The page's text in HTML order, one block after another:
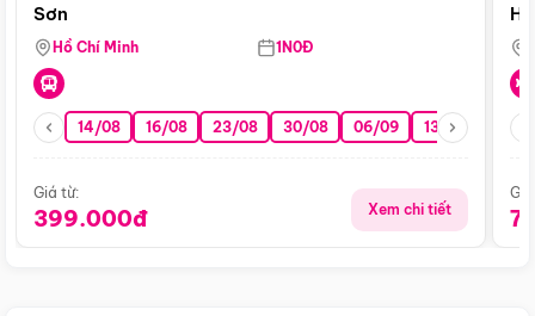
Sơn
Hồ Chí Minh 1N0Đ
14/08 16/08 23/08 30/08 06/09 13/09 20/09
Giá từ:
399.000đ Xem chi tiết